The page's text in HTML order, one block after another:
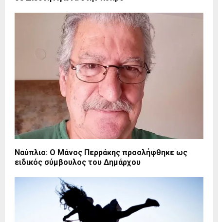
Ναύπλιο: Ο Μάνος Περράκης προσλήφθηκε ως
ειδικός σύμβουλος του Δημάρχου